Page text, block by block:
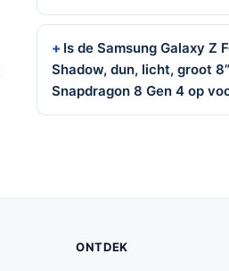
Is de Samsung Galaxy Z
Shadow, dun, licht, groot
Snapdragon 8 Gen 4 op
ONTDEK